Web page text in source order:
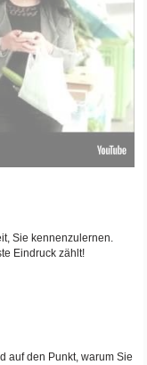
Sie kennenzulernen.
Eindruck zählt!
auf den Punkt, warum Sie